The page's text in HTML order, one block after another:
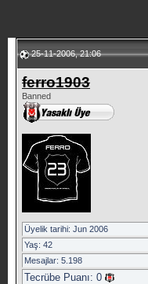
25-11-2006, 21:06
ferro1903
Banned
Üyelik tarihi: Jun 2006
Yaş: 42
Mesajlar: 5.198
Tecrübe Puanı: 0